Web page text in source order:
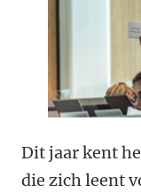
Dit jaar kent
die zich leent